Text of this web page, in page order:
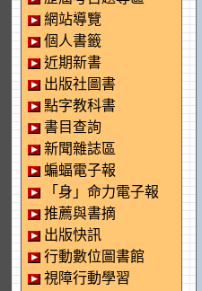
網站導覽
個人書籤
近期新書
出版社圖書
點字教科書
書目查詢
新聞雜誌區
蝙蝠電子報
「身」命力電子報
推薦與書摘
出版快訊
行動數位圖書館
視障行動學習